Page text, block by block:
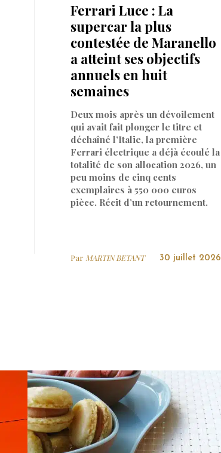
Ferrari Luce : La
supercar la plus
contestée de Maranello
a atteint ses objectifs
annuels en huit
semaines
Deux mois après un dévoilement
qui avait fait plonger le titre et
déchaîné l’Italie, la première
Ferrari électrique a déjà écoulé la
totalité de son allocation 2026, un
peu moins de cinq cents
exemplaires à 550 000 euros
pièce. Récit d’un retournement.
Par MARTIN BETANT 30 juillet 2026